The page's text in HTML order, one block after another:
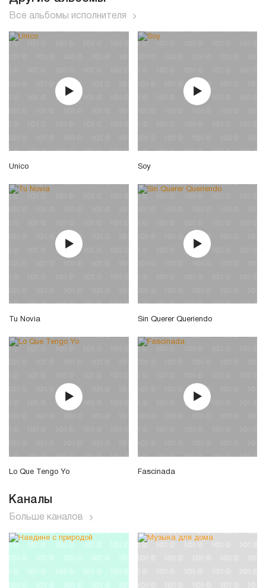
Все альбомы исполнителя
Unico Soy
Tu Novia Sin Querer Queriendo
Lo Que Tengo Yo Fascinada
Каналы
Больше каналов